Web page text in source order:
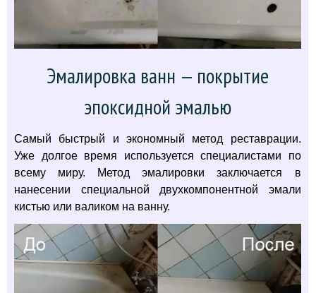
Эмалировка ванн — покрытие
эпоксидной эмалью
Самый быстрый и экономный метод реставрации.
Уже долгое время используется специалистами по
всему миру. Метод эмалировки заключается в
нанесении специальной двухкомпонентной эмали
кистью или валиком на ванну.